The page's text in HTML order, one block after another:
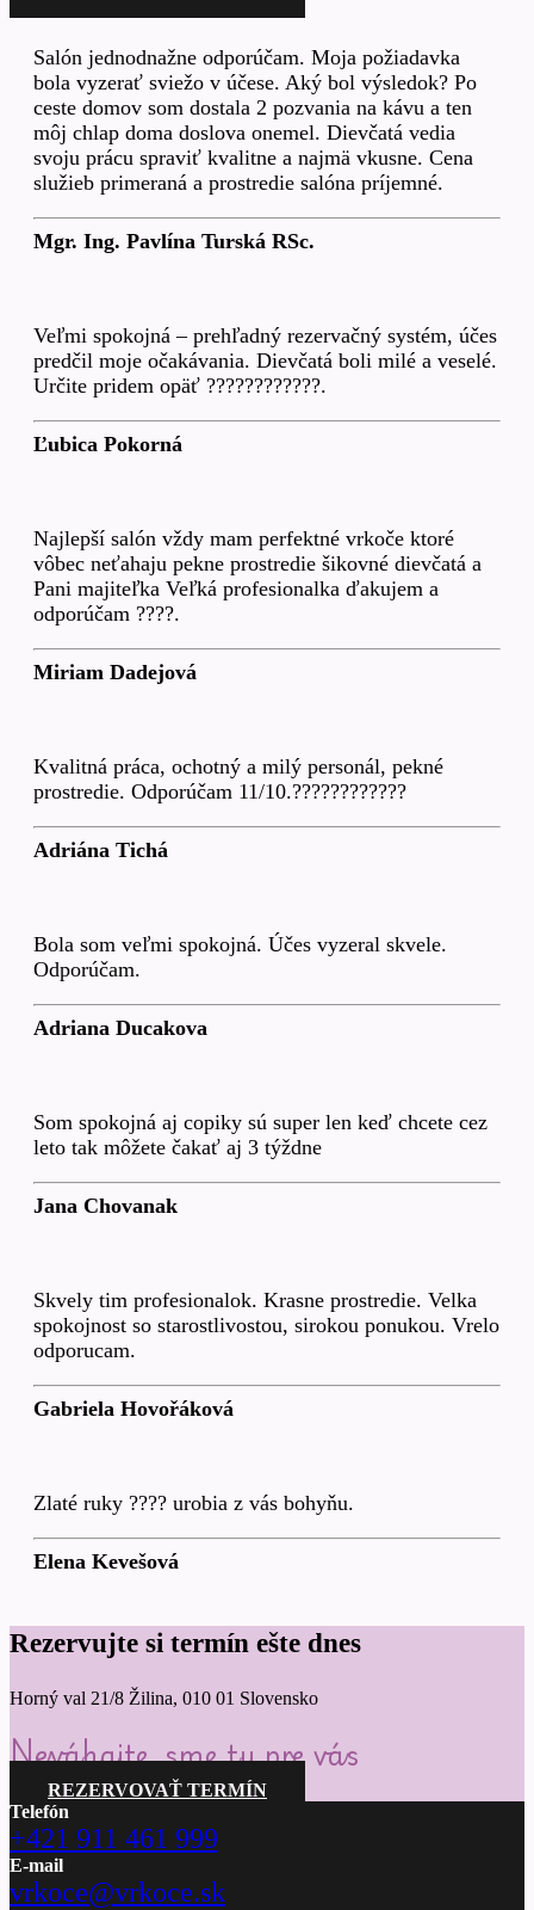
Salón jednodnažne odporúčam. Moja požiadavka
bola vyzerať sviežo v účese. Aký bol výsledok? Po
ceste domov som dostala 2 pozvania na kávu a ten
môj chlap doma doslova onemel. Dievčatá vedia
svoju prácu spraviť kvalitne a najmä vkusne. Cena
služieb primeraná a prostredie salóna príjemné.
Mgr. Ing. Pavlína Turská RSc.
Veľmi spokojná – prehľadný rezervačný systém, účes
predčil moje očakávania. Dievčatá boli milé a veselé.
Určite pridem opäť ????????????.
Ľubica Pokorná
Najlepší salón vždy mam perfektné vrkoče ktoré
vôbec neťahaju pekne prostredie šikovné dievčatá a
Pani majiteľka Veľká profesionalka ďakujem a
odporúčam ????.
Miriam Dadejová
Kvalitná práca, ochotný a milý personál, pekné
prostredie. Odporúčam 11/10.????????????
Adriána Tichá
Bola som veľmi spokojná. Účes vyzeral skvele.
Odporúčam.
Adriana Ducakova
Som spokojná aj copiky sú super len keď chcete cez
leto tak môžete čakať aj 3 týždne
Jana Chovanak
Skvely tim profesionalok. Krasne prostredie. Velka
spokojnost so starostlivostou, sirokou ponukou. Vrelo
odporucam.
Gabriela Hovořáková
Zlaté ruky ???? urobia z vás bohyňu.
Elena Kevešová
Rezervujte si termín ešte dnes
Horný val 21/8 Žilina, 010 01 Slovensko
Neváhajte, sme tu pre vás
REZERVOVAŤ TERMÍN
Telefón
+421 911 461 999
E-mail
vrkoce@vrkoce.sk